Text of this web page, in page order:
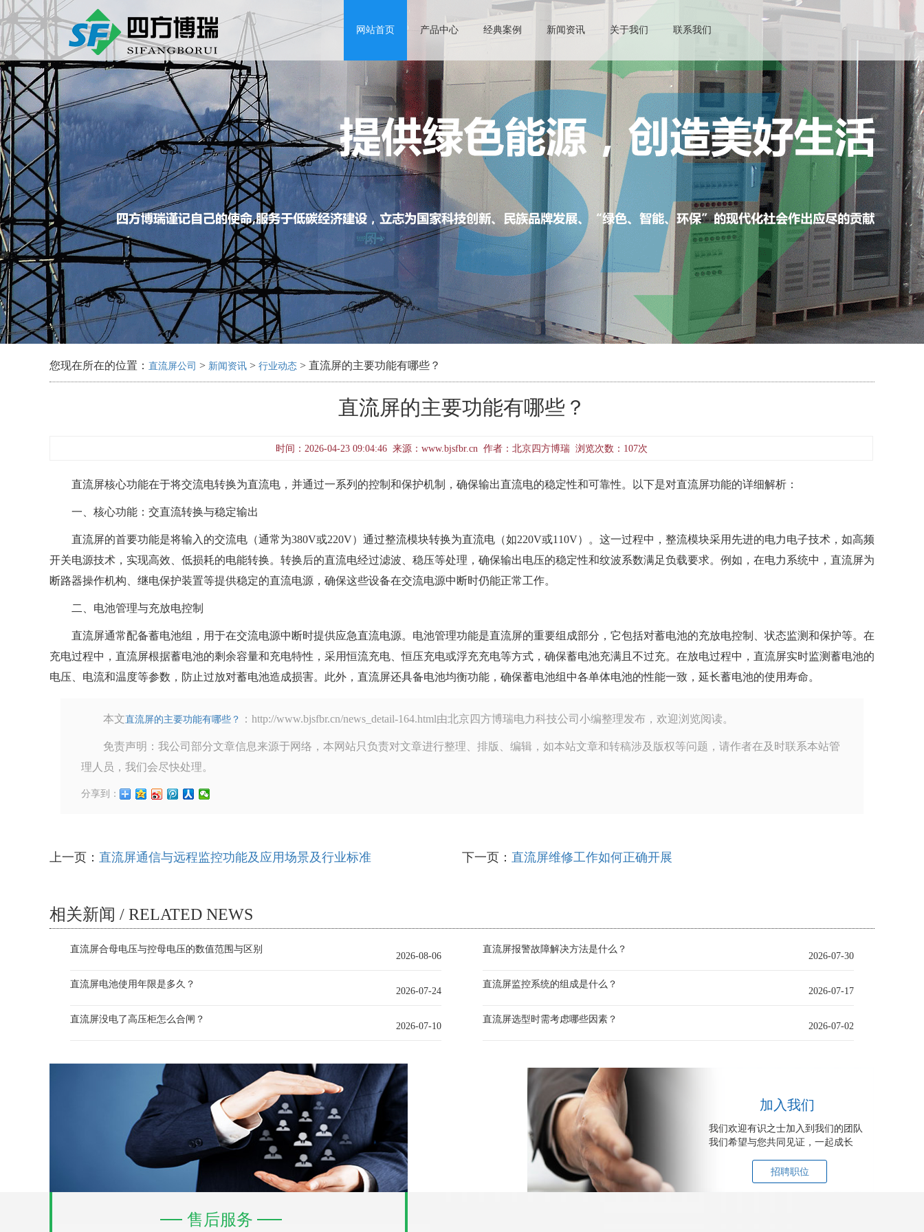
网站首页 产品中心 经典案例 新闻资讯 关于我们 联系我们
您现在所在的位置： 直流屏公司 > 新闻资讯 > 行业动态 > 直流屏的主要功能有哪些？
直流屏的主要功能有哪些？
时间：2026-04-23 09:04:46 来源：www.bjsfbr.cn 作者：北京四方博瑞 浏览次数：107次
直流屏核心功能在于将交流电转换为直流电，并通过一系列的控制和保护机制，确保输出直流电的稳定性和可靠性。以下是对直流屏功能的详细解析：
一、核心功能：交直流转换与稳定输出
直流屏的首要功能是将输入的交流电（通常为380V或220V）通过整流模块转换为直流电（如220V或110V）。这一过程中，整流模块采用先进的电力电子技术，如高频
开关电源技术，实现高效、低损耗的电能转换。转换后的直流电经过滤波、稳压等处理，确保输出电压的稳定性和纹波系数满足负载要求。例如，在电力系统中，直流屏为
断路器操作机构、继电保护装置等提供稳定的直流电源，确保这些设备在交流电源中断时仍能正常工作。
二、电池管理与充放电控制
直流屏通常配备蓄电池组，用于在交流电源中断时提供应急直流电源。电池管理功能是直流屏的重要组成部分，它包括对蓄电池的充放电控制、状态监测和保护等。在
充电过程中，直流屏根据蓄电池的剩余容量和充电特性，采用恒流充电、恒压充电或浮充充电等方式，确保蓄电池充满且不过充。在放电过程中，直流屏实时监测蓄电池的
电压、电流和温度等参数，防止过放对蓄电池造成损害。此外，直流屏还具备电池均衡功能，确保蓄电池组中各单体电池的性能一致，延长蓄电池的使用寿命。
本文直流屏的主要功能有哪些？ ：http://www.bjsfbr.cn/news_detail-164.html由北京四方博瑞电力科技公司小编整理发布，欢迎浏览阅读。
免责声明：我公司部分文章信息来源于网络，本网站只负责对文章进行整理、排版、编辑，如本站文章和转稿涉及版权等问题，请作者在及时联系本站管
理人员，我们会尽快处理。
分享到：
上一页： 直流屏通信与远程监控功能及应用场景及行业标准 下一页： 直流屏维修工作如何正确开展
相关新闻 / RELATED NEWS
直流屏合母电压与控母电压的数值范围与区别
2026-08-06
直流屏报警故障解决方法是什么？
2026-07-30
直流屏电池使用年限是多久？
2026-07-24
直流屏监控系统的组成是什么？
2026-07-17
直流屏没电了高压柜怎么合闸？
2026-07-10
直流屏选型时需考虑哪些因素？
2026-07-02
售后服务
加入我们
我们欢迎有识之士加入到我们的团队
我们希望与您共同见证，一起成长
招聘职位